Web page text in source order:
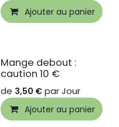
Ajouter au panier
Mange debout :
caution 10 €
de 3,50 € parJour
Ajouter au panier